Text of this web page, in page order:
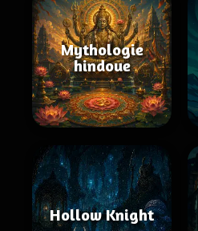
Mythologie
hindoue
Hollow Knight